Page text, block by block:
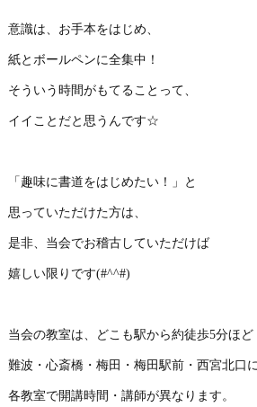
意識は、お手本をはじめ、
紙とボールペンに全集中！
そういう時間がもてることって、
イイことだと思うんです☆
「趣味に書道をはじめたい！」と
思っていただけた方は、
是非、当会でお稽古していただけば
嬉しい限りです(#^^#)
当会の教室は、どこも駅から約徒歩5分ほど
難波・心斎橋・梅田・梅田駅前・西宮北口に
各教室で開講時間・講師が異なります。